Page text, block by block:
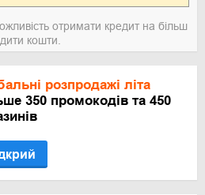
отримати кредит на більш
кошти.
розпродажі літа
350 промокодів та 450